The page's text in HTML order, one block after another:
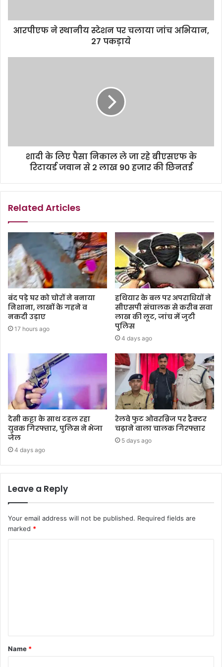
आरपीएफ ने स्थानीय स्टेशन पर चलाया जांच अभियान,
27 पकड़ाये
शादी के लिए पैसा निकाल ले जा रहे बीएसएफ के
रिटायर्ड जवान से 2 लाख 90 हजार की छिनतई
Related Articles
बंद पड़े घर को चोरों ने बनाया
निशाना, लाखों के गहने व
नकदी उड़ाए
17 hours ago
हथियार के बल पर अपराधियों ने
सीएसपी संचालक से करीब सवा
लाख की लूट, जांच में जुटी
पुलिस
4 days ago
देसी कट्टा के साथ टहल रहा
युवक गिरफ्तार, पुलिस ने भेजा
जेल
4 days ago
रेलवे फुट ओवरब्रिज पर ट्रैक्टर
चढ़ाने वाला चालक गिरफ्तार
5 days ago
Leave a Reply
Your email address will not be published. Required fields are
marked *
Name *